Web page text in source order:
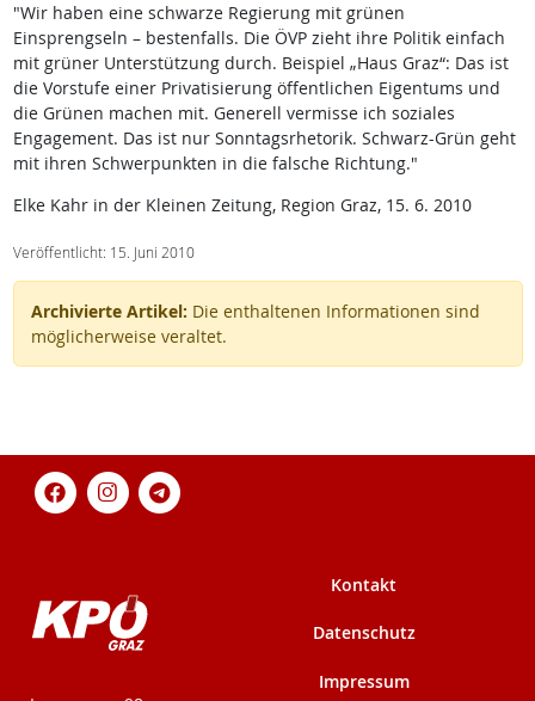
"Wir haben eine schwarze Regierung mit grünen
Einsprengseln – bestenfalls. Die ÖVP zieht ihre Politik einfach
mit grüner Unterstützung durch. Beispiel „Haus Graz“: Das ist
die Vorstufe einer Privatisierung öffentlichen Eigentums und
die Grünen machen mit. Generell vermisse ich soziales
Engagement. Das ist nur Sonntagsrhetorik. Schwarz-Grün geht
mit ihren Schwerpunkten in die falsche Richtung."
Elke Kahr in der Kleinen Zeitung, Region Graz, 15. 6. 2010
Veröffentlicht: 15. Juni 2010
Archivierte Artikel: Die enthaltenen Informationen sind
möglicherweise veraltet.
Kontakt
Datenschutz
Impressum